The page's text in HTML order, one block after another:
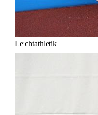
Leichtathletik